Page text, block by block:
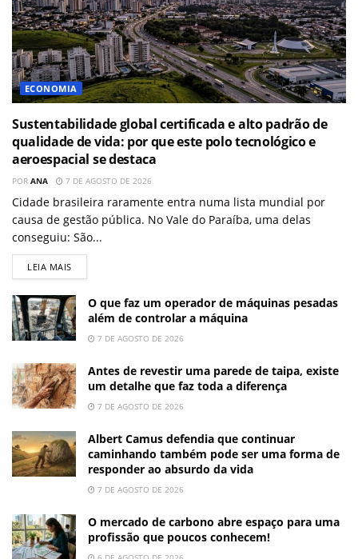
ECONOMIA
Sustentabilidade global certificada e alto padrão de
qualidade de vida: por que este polo tecnológico e
aeroespacial se destaca
POR ANA 7 DE AGOSTO DE 2026
Cidade brasileira raramente entra numa lista mundial por
causa de gestão pública. No Vale do Paraíba, uma delas
conseguiu: São...
LEIA MAIS
O que faz um operador de máquinas pesadas
além de controlar a máquina
7 DE AGOSTO DE 2026
Antes de revestir uma parede de taipa, existe
um detalhe que faz toda a diferença
7 DE AGOSTO DE 2026
Albert Camus defendia que continuar
caminhando também pode ser uma forma de
responder ao absurdo da vida
7 DE AGOSTO DE 2026
O mercado de carbono abre espaço para uma
profissão que poucos conhecem!